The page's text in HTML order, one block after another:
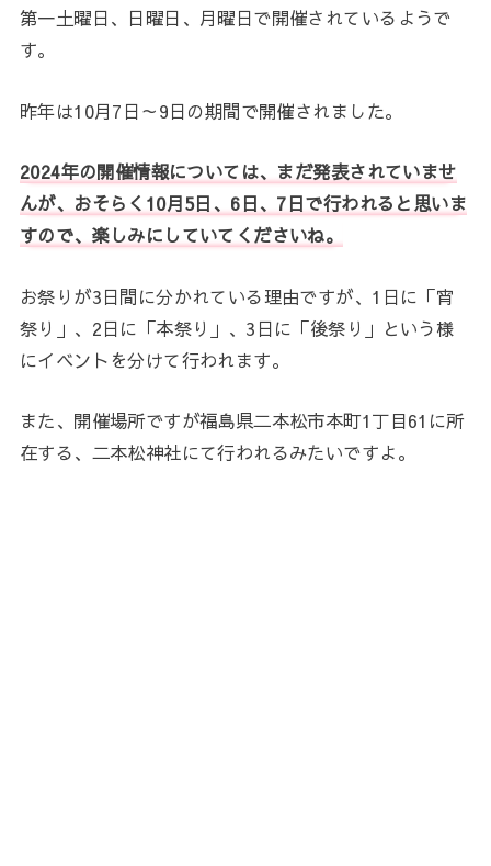
第一土曜日、日曜日、月曜日で開催されているようで
す。
昨年は10月7日～9日の期間で開催されました。
2024年の開催情報については、まだ発表されていませ
んが、おそらく10月5日、6日、7日で行われると思いま
すので、楽しみにしていてくださいね。
お祭りが3日間に分かれている理由ですが、1日に「宵
祭り」、2日に「本祭り」、3日に「後祭り」という様
にイベントを分けて行われます。
また、開催場所ですが福島県二本松市本町1丁目61に所
在する、二本松神社にて行われるみたいですよ。